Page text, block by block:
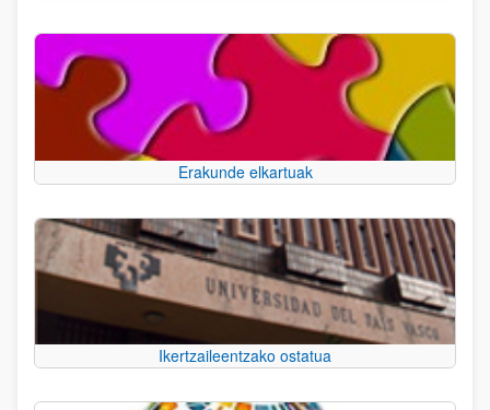
Erakunde elkartuak
Ikertzaileentzako ostatua